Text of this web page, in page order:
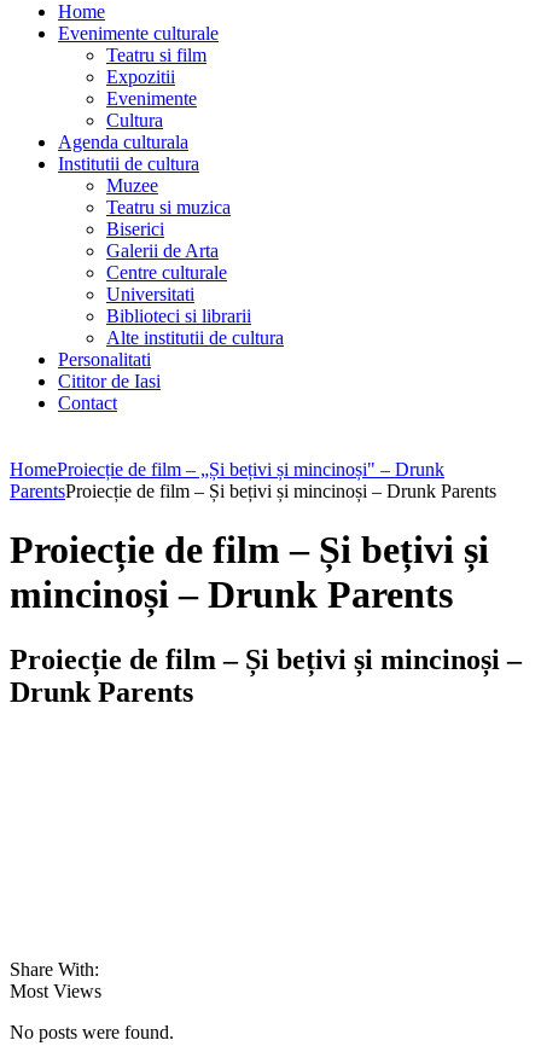
Home
Evenimente culturale
Teatru si film
Expozitii
Evenimente
Cultura
Agenda culturala
Institutii de cultura
Muzee
Teatru si muzica
Biserici
Galerii de Arta
Centre culturale
Universitati
Biblioteci si librarii
Alte institutii de cultura
Personalitati
Cititor de Iasi
Contact
HomeProiecție de film – „Și bețivi și mincinoși" – Drunk
ParentsProiecție de film – Și bețivi și mincinoși – Drunk Parents
Proiecție de film – Și bețivi și
mincinoși – Drunk Parents
Proiecție de film – Și bețivi și mincinoși –
Drunk Parents
Share With:
Most Views
No posts were found.